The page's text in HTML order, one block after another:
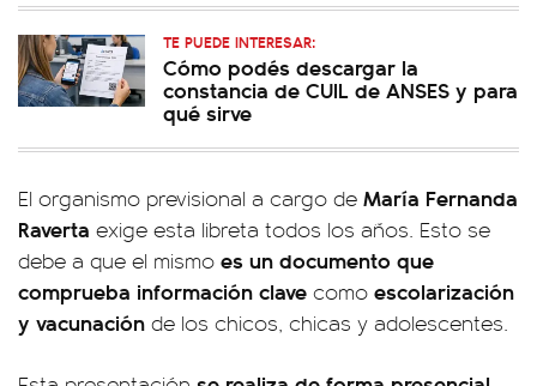
TE PUEDE INTERESAR:
Cómo podés descargar la
constancia de CUIL de ANSES y para
qué sirve
El organismo previsional a cargo de María Fernanda
Raverta exige esta libreta todos los años. Esto se
debe a que el mismo es un documento que
comprueba información clave como escolarización
y vacunación de los chicos, chicas y adolescentes.